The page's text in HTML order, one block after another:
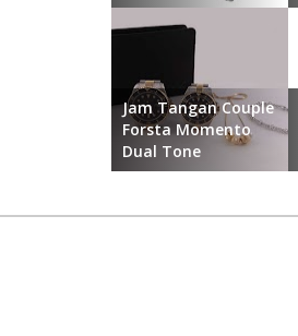
Jam Tangan Couple
Forsta Momento
Dual Tone